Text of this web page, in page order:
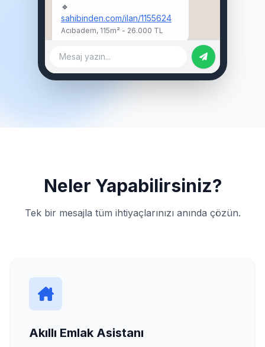
🔹
sahibinden.com/ilan/1155624
Acıbadem, 115m² - 26.000 TL
Mesaj yazın...
Neler Yapabilirsiniz?
Tek bir mesajla tüm ihtiyaçlarınızı anında çözün.
Akıllı Emlak Asistanı